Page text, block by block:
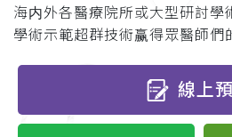
海内外各醫療院所或大型研討學
學術示範超群技術赢得眾醫師們
線上